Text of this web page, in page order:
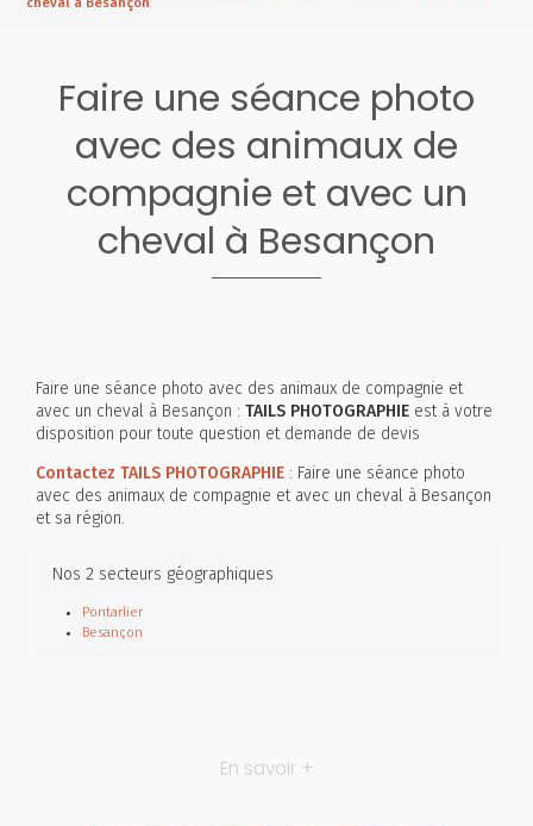
Faire une séance photo
avec des animaux de
compagnie et avec un
cheval à Besançon
Faire une séance photo avec des animaux de compagnie et
avec un cheval à Besançon : TAILS PHOTOGRAPHIE est à votre
disposition pour toute question et demande de devis
Contactez TAILS PHOTOGRAPHIE : Faire une séance photo
avec des animaux de compagnie et avec un cheval à Besançon
et sa région.
Nos 2 secteurs géographiques
Pontarlier
Besançon
En savoir +